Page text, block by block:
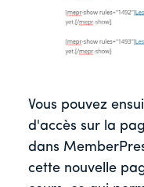
Vous pouvez
d'accès sur la
dans
cette nouvelle